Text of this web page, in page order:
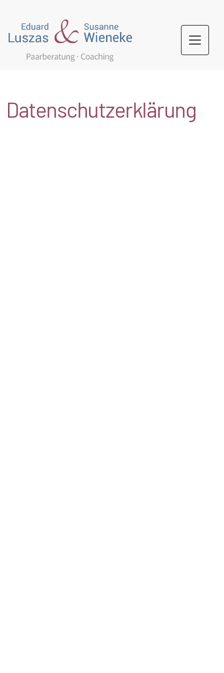
Datenschutzerklärung